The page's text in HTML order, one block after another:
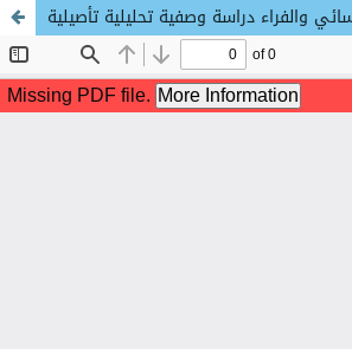
والفراء دراسة وصفية تحليلية تأصيلية